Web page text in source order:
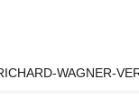
WAGNER-